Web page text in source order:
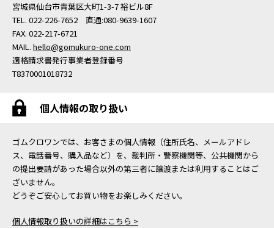
宮城県仙台市青葉区大町1-3-7 裕ビル8F
TEL. 022-226-7652 直通:080-9639-1607
FAX. 022-217-6721
MAIL. hello@gomukuro-one.com
適格請求書発行事業者登録番号
T8370001018732
個人情報の取り扱い
ゴムクロワンでは、お客さまの個人情報（住所氏名、メールアドレ
ス、電話番号、購入品など）を、裁判所・警察機関等、公共機関から
の提出要請があった場合以外の第三者に譲渡または利用することはご
ざいません。
どうぞご安心してお買い物をお楽しみください。
個人情報取り扱いの詳細はこちら >